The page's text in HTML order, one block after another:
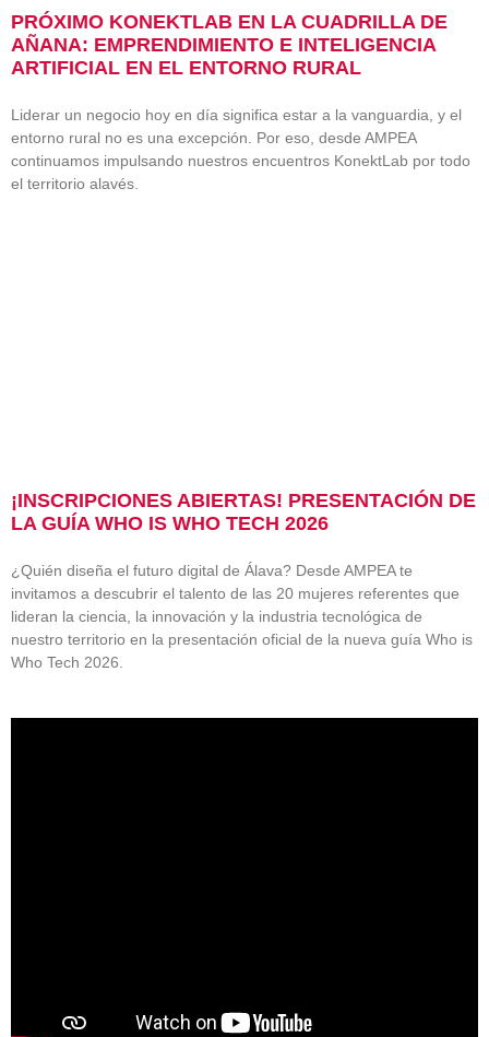
PRÓXIMO KONEKTLAB EN LA CUADRILLA DE
AÑANA: EMPRENDIMIENTO E INTELIGENCIA
ARTIFICIAL EN EL ENTORNO RURAL
Liderar un negocio hoy en día significa estar a la vanguardia, y el
entorno rural no es una excepción. Por eso, desde AMPEA
continuamos impulsando nuestros encuentros KonektLab por todo
el territorio alavés.
¡INSCRIPCIONES ABIERTAS! PRESENTACIÓN DE
LA GUÍA WHO IS WHO TECH 2026
¿Quién diseña el futuro digital de Álava? Desde AMPEA te
invitamos a descubrir el talento de las 20 mujeres referentes que
lideran la ciencia, la innovación y la industria tecnológica de
nuestro territorio en la presentación oficial de la nueva guía Who is
Who Tech 2026.